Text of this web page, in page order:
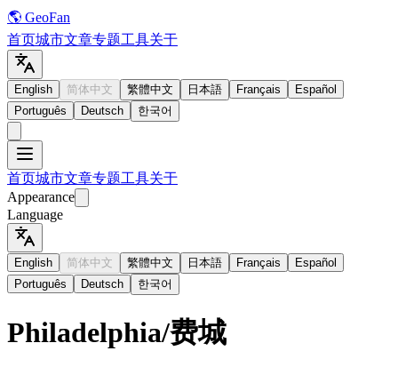
🌎 GeoFan
首页城市文章专题工具关于
English 简体中文 繁體中文 日本語 Français
Español
Português
Deutsch 한국어
首页城市文章专题工具关于
Appearance
Language
English 简体中文 繁體中文 日本語 Français
Español
Português
Deutsch 한국어
Philadelphia/费城